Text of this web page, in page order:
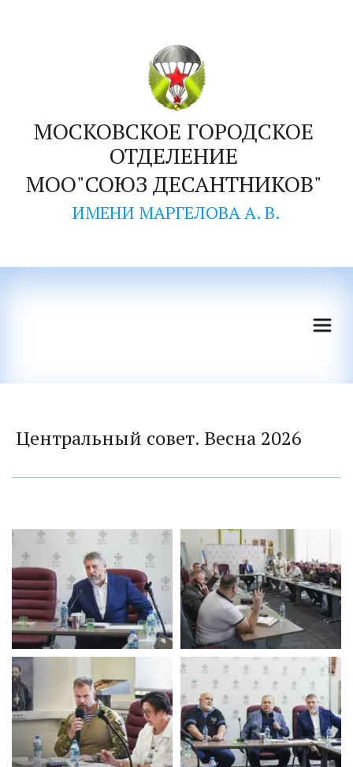
МОСКОВСКОЕ ГОРОДСКОЕ
ОТДЕЛЕНИЕ
МОО"СОЮЗ ДЕСАНТНИКОВ"
ИМЕНИ МАРГЕЛОВА А. В.
Центральный совет. Весна 2026